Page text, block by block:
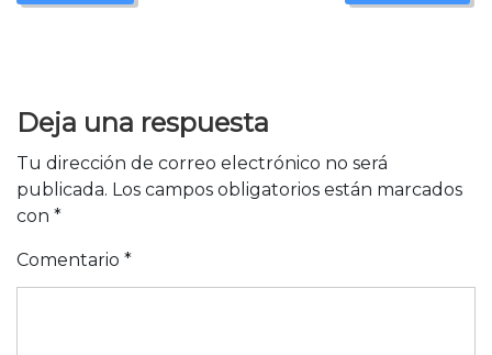
Deja una respuesta
Tu dirección de correo electrónico no será
publicada. Los campos obligatorios están marcados
con *
Comentario *